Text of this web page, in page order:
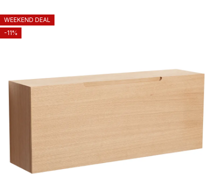
WEEKEND DEAL
-11%